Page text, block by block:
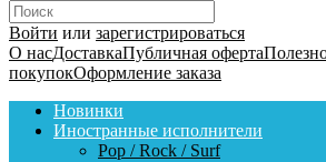
Войти или зарегистрироваться
О насДоставкаПубличная оферта
покупокОформление заказа
Новинки
Иностранные исполнители
Pop / Rock / Surf